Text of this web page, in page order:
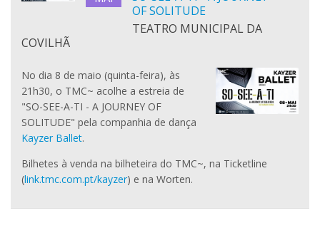
OF SOLITUDE
TEATRO MUNICIPAL DA
COVILHÃ
No dia 8 de maio (quinta-feira), às
21h30, o TMC~ acolhe a estreia de
"SO-SEE-A-TI - A JOURNEY OF
SOLITUDE" pela companhia de dança
Kayzer Ballet.
Bilhetes à venda na bilheteira do TMC~, na Ticketline
(link.tmc.com.pt/kayzer) e na Worten.